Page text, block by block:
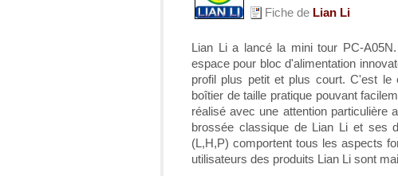
Fiche de Lian Li
Lian Li a lancé la mini tour PC-
espace pour bloc d'alimentation
profil plus petit et plus court. C'est
boîtier de taille pratique pouvant
réalisé avec une attention particulière
brossée classique de Lian Li et ses
(L,H,P) comportent tous les aspects
utilisateurs des produits Lian Li sont